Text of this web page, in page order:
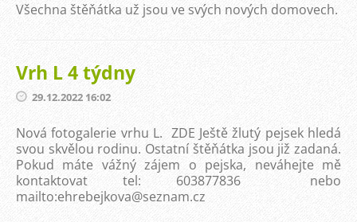
Všechna štěňátka už jsou ve svých nových domovech.
Vrh L 4 týdny
29.12.2022 16:02
Nová fotogalerie vrhu L. ZDE Ještě žlutý pejsek hledá
svou skvělou rodinu. Ostatní štěňátka jsou již zadaná.
Pokud máte vážný zájem o pejska, neváhejte mě
kontaktovat tel: 603877836 nebo
mailto:ehrebejkova@seznam.cz